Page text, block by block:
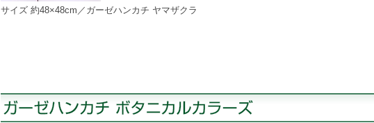
サイズ 約48×48cm／ガーゼハンカチ ヤマザクラ